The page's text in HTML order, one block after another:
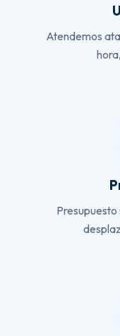
Atendemos
Presupuesto